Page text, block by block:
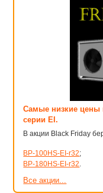
Самые низкие цены
серии EI.
В акции Black Friday
BP-100HS-EI-r32;
BP-180HS-EI-r32.
Все акции...